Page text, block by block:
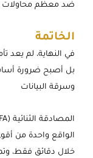
ضد معظم محاولات
الخاتمة
في النهاية، لم يعد
بل أصبح ضرورة
وسرقة البيانات
الواقع واحدة من
خلال دقائق فقط،